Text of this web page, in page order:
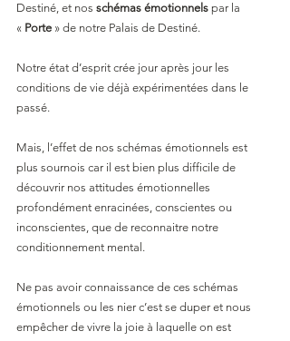
Destiné, et nos schémas émotionnels par la
« Porte » de notre Palais de Destiné.
Notre état d’esprit crée jour après jour les
conditions de vie déjà expérimentées dans le
passé.
Mais, l’effet de nos schémas émotionnels est
plus sournois car il est bien plus difficile de
découvrir nos attitudes émotionnelles
profondément enracinées, conscientes ou
inconscientes, que de reconnaitre notre
conditionnement mental.
Ne pas avoir connaissance de ces schémas
émotionnels ou les nier c’est se duper et nous
empêcher de vivre la joie à laquelle on est